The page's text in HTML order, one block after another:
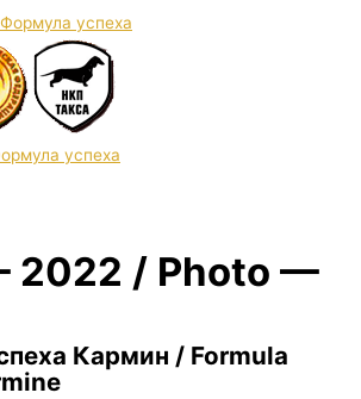
2022 / Photo —
Кармин / Formula